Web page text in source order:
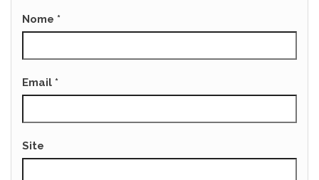
Nome *
Email *
Site